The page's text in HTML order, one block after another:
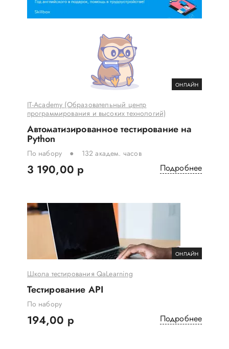
ОНЛАЙН
IT-Academy (Образовательный центр
программирования и высоких технологий)
Автоматизированное тестирование на
Python
По набору 132 академ. часов
3 190,00 р Подробнее
ОНЛАЙН
Школа тестирования QaLearning
Тестирование API
По набору
194,00 р Подробнее